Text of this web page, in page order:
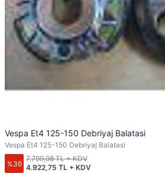
Vespa Et4 125-150 Debriyaj Balatasi
Vespa Et4 125-150 Debriyaj Balatasi
%36 4.922,75 TL + KDV
7.799,98 TL + KDV